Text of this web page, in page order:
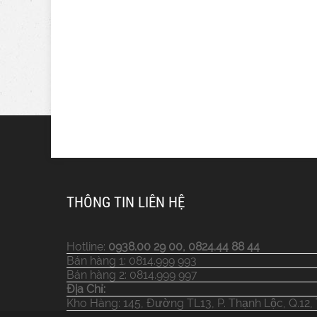
THÔNG TIN LIÊN HỆ
Hotline: 0938.00 29 00, 0824.44 88 44
Bán hàng 1: 0814.999 993
Bán hàng 2: 0814.999 997
Địa Chỉ:
Kho Hàng: 145, Đường TL13, P. Thạnh Lộc,